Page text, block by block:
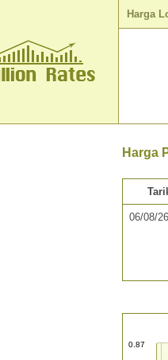
Harga
Harga
06/08/26
0.87